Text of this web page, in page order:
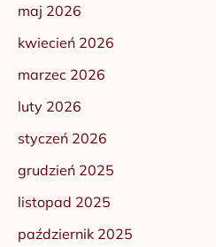
maj 2026
kwiecień 2026
marzec 2026
luty 2026
styczeń 2026
grudzień 2025
listopad 2025
październik 2025